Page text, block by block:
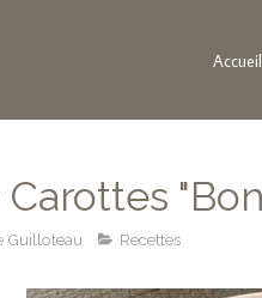
Accueil
Guilloteau Recettes